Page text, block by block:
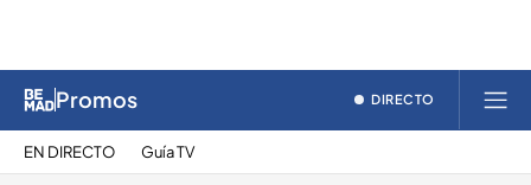
Promos DIRECTO
EN DIRECTO Guía TV